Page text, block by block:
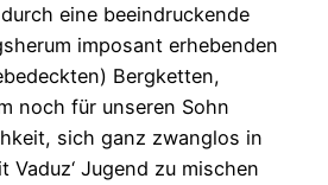
eine beeindruckende
imposant erhebenden
Bergketten,
noch für unseren Sohn
sich ganz zwanglos in
Vaduz‘ Jugend zu mischen